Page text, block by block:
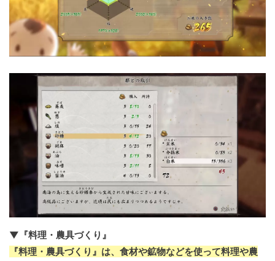
▼『料理・農具づくり』
『料理・農具づくり』は、食材や鉱物などを使って料理や農